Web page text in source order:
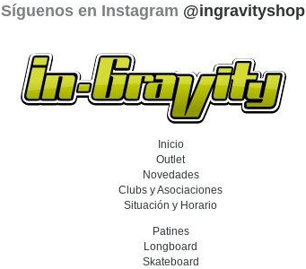
Síguenos en Instagram @ingravityshop
Inicio
Outlet
Novedades
Clubs y Asociaciones
Situación y Horario
Patines
Longboard
Skateboard